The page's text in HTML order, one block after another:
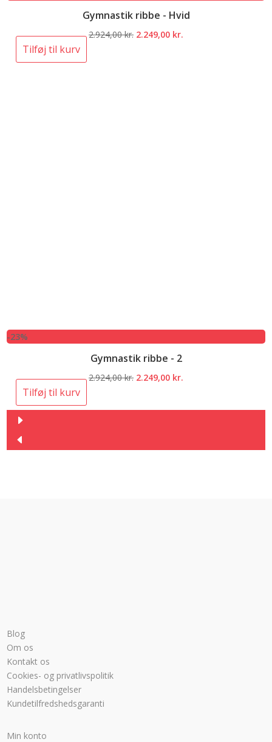
Gymnastik ribbe - Hvid
2.924,00kr. Den
2.249,00 kr.
Tilføj til kurv
-23%
Gymnastik ribbe - 2
2.924,00kr. Den
2.249,00 kr.
Tilføj til kurv
Blog
Om os
Kontakt os
Cookies- og privatlivspolitik
Handelsbetingelser
Kundetilfredshedsgaranti
Min konto